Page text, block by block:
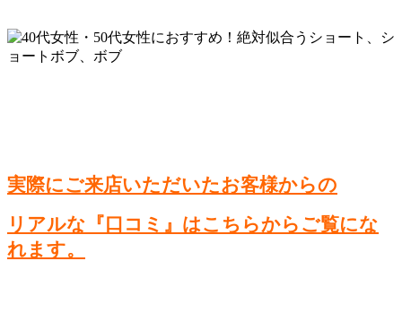
実際にご来店いただいたお客様からの
リアルな『口コミ』はこちらからご覧にな
れます。